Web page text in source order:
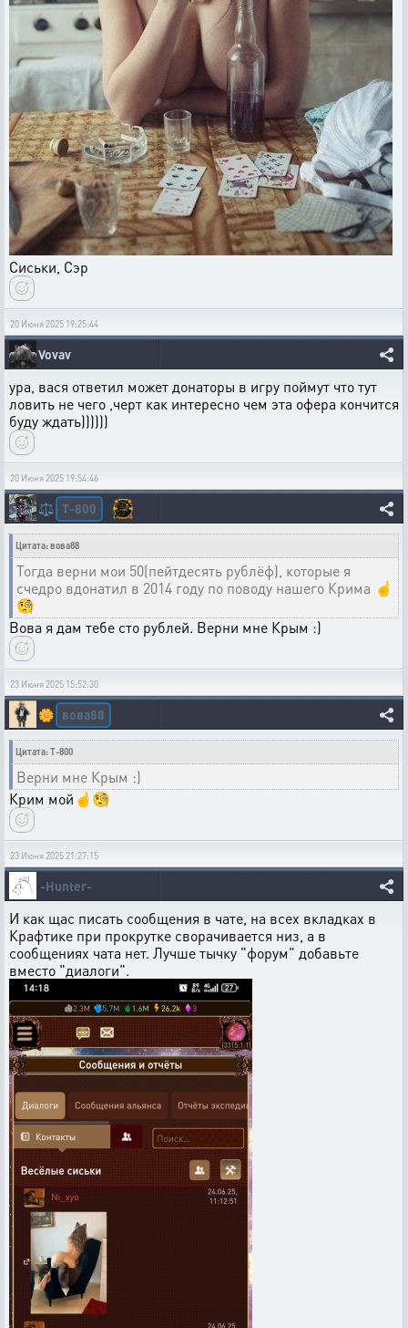
Сиськи, Сэр
20 Июня 2025 19:25:44
Vovav
ура, вася ответил может донаторы в игру поймут что тут
ловить не чего ,черт как интересно чем эта офера кончится
буду ждать))))))
20 Июня 2025 19:54:46
⚖️ T-800
Цитата: вова88
Тогда верни мои 50(пейтдесять рублëф), которые я
счедро вдонатил в 2014 году по поводу нашего Крима ☝
🧐
Вова я дам тебе сто рублей. Верни мне Крым :)
23 Июня 2025 15:52:30
🌼 вова88
Цитата: T-800
Верни мне Крым :)
Крим мой☝🧐
23 Июня 2025 21:27:15
-Hunter-
И как щас писать сообщения в чате, на всех вкладках в
Крафтике при прокрутке сворачивается низ, а в
сообщениях чата нет. Лучше тычку "форум" добавьте
вместо "диалоги".